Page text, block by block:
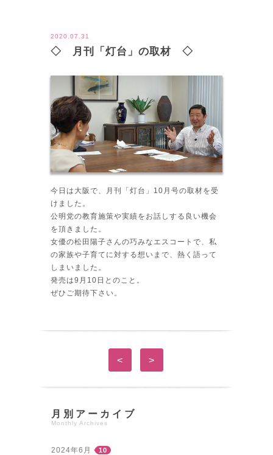
2020.07.31
◇ 月刊「灯台」の取材 ◇
今日は大阪で、月刊「灯台」10月号の取材を受
けました。
公明党の教育施策や実績をお話しする良い機会
を頂きました。
女優の松田陽子さんの巧みなエスコートで、私
の家族や子育てに対する想いまで、熱く語って
しまいました。
発売は9月10日とのこと。
ぜひご期待下さい。
< >
月別アーカイブ
Monthly Archives
2024年6月 10